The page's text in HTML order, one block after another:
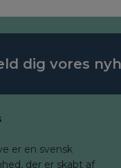
dig vores
er en svensk
der er skabt af